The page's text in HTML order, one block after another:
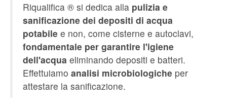
Riqualifica ® si dedica alla pulizia e
sanificazione dei depositi di acqua
potabile e non, come cisterne e autoclavi,
fondamentale per garantire l'igiene
dell'acqua eliminando depositi e batteri.
Effettuiamo analisi microbiologiche per
attestare la sanificazione.